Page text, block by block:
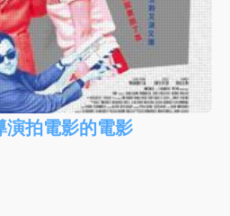
演拍電影的電影